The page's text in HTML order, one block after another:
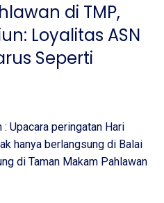
di TMP,
Loyalitas ASN
Seperti
Upacara peringatan Hari
hanya berlangsung di Balai
di Taman Makam Pahlawan